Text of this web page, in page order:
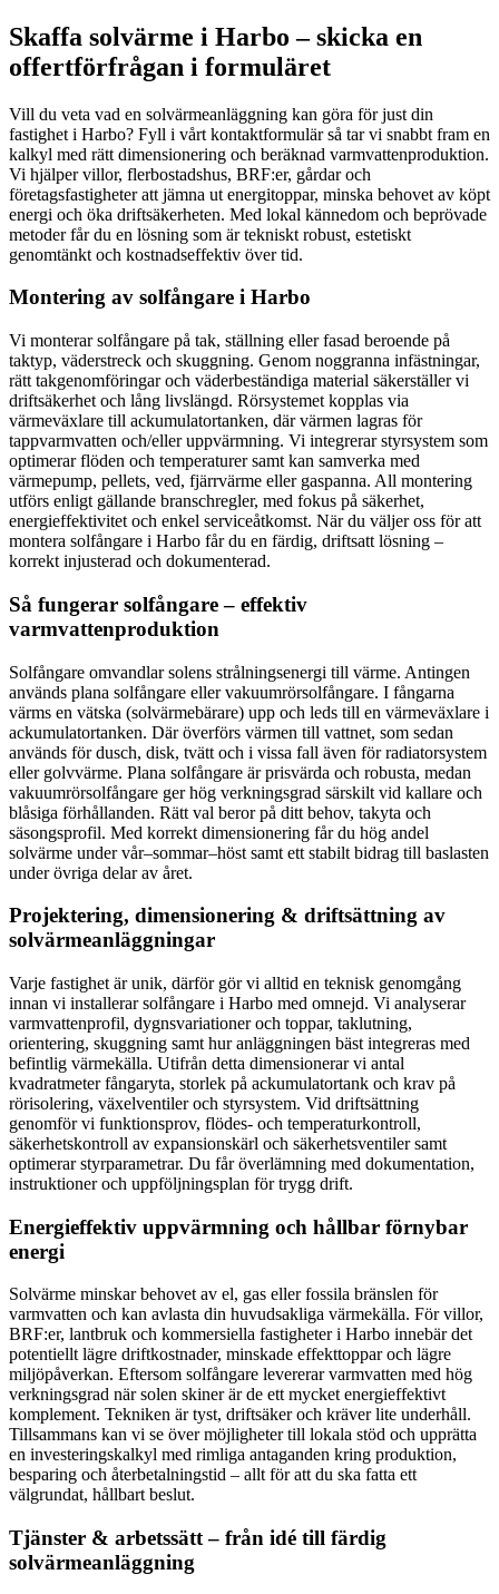
Skaffa solvärme i Harbo – skicka en
offertförfrågan i formuläret
Vill du veta vad en solvärmeanläggning kan göra för just din
fastighet i Harbo? Fyll i vårt kontaktformulär så tar vi snabbt fram en
kalkyl med rätt dimensionering och beräknad varmvattenproduktion.
Vi hjälper villor, flerbostadshus, BRF:er, gårdar och
företagsfastigheter att jämna ut energitoppar, minska behovet av köpt
energi och öka driftsäkerheten. Med lokal kännedom och beprövade
metoder får du en lösning som är tekniskt robust, estetiskt
genomtänkt och kostnadseffektiv över tid.
Montering av solfångare i Harbo
Vi monterar solfångare på tak, ställning eller fasad beroende på
taktyp, väderstreck och skuggning. Genom noggranna infästningar,
rätt takgenomföringar och väderbeständiga material säkerställer vi
driftsäkerhet och lång livslängd. Rörsystemet kopplas via
värmeväxlare till ackumulatortanken, där värmen lagras för
tappvarmvatten och/eller uppvärmning. Vi integrerar styrsystem som
optimerar flöden och temperaturer samt kan samverka med
värmepump, pellets, ved, fjärrvärme eller gaspanna. All montering
utförs enligt gällande branschregler, med fokus på säkerhet,
energieffektivitet och enkel serviceåtkomst. När du väljer oss för att
montera solfångare i Harbo får du en färdig, driftsatt lösning –
korrekt injusterad och dokumenterad.
Så fungerar solfångare – effektiv
varmvattenproduktion
Solfångare omvandlar solens strålningsenergi till värme. Antingen
används plana solfångare eller vakuumrörsolfångare. I fångarna
värms en vätska (solvärmebärare) upp och leds till en värmeväxlare i
ackumulatortanken. Där överförs värmen till vattnet, som sedan
används för dusch, disk, tvätt och i vissa fall även för radiatorsystem
eller golvvärme. Plana solfångare är prisvärda och robusta, medan
vakuumrörsolfångare ger hög verkningsgrad särskilt vid kallare och
blåsiga förhållanden. Rätt val beror på ditt behov, takyta och
säsongsprofil. Med korrekt dimensionering får du hög andel
solvärme under vår–sommar–höst samt ett stabilt bidrag till baslasten
under övriga delar av året.
Projektering, dimensionering & driftsättning av
solvärmeanläggningar
Varje fastighet är unik, därför gör vi alltid en teknisk genomgång
innan vi installerar solfångare i Harbo med omnejd. Vi analyserar
varmvattenprofil, dygnsvariationer och toppar, taklutning,
orientering, skuggning samt hur anläggningen bäst integreras med
befintlig värmekälla. Utifrån detta dimensionerar vi antal
kvadratmeter fångaryta, storlek på ackumulatortank och krav på
rörisolering, växelventiler och styrsystem. Vid driftsättning
genomför vi funktionsprov, flödes- och temperaturkontroll,
säkerhetskontroll av expansionskärl och säkerhetsventiler samt
optimerar styrparametrar. Du får överlämning med dokumentation,
instruktioner och uppföljningsplan för trygg drift.
Energieffektiv uppvärmning och hållbar förnybar
energi
Solvärme minskar behovet av el, gas eller fossila bränslen för
varmvatten och kan avlasta din huvudsakliga värmekälla. För villor,
BRF:er, lantbruk och kommersiella fastigheter i Harbo innebär det
potentiellt lägre driftkostnader, minskade effekttoppar och lägre
miljöpåverkan. Eftersom solfångare levererar varmvatten med hög
verkningsgrad när solen skiner är de ett mycket energieffektivt
komplement. Tekniken är tyst, driftsäker och kräver lite underhåll.
Tillsammans kan vi se över möjligheter till lokala stöd och upprätta
en investeringskalkyl med rimliga antaganden kring produktion,
besparing och återbetalningstid – allt för att du ska fatta ett
välgrundat, hållbart beslut.
Tjänster & arbetssätt – från idé till färdig
solvärmeanläggning